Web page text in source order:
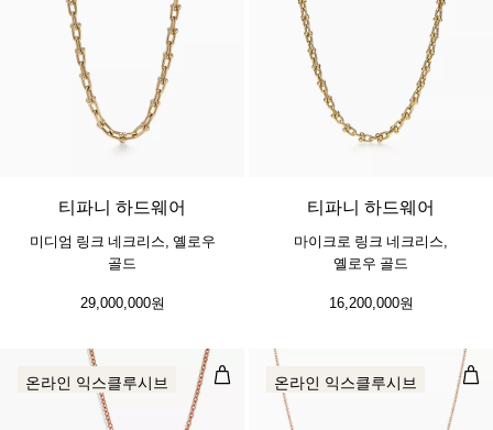
2 소재
티파니 하드웨어
미디엄 링크 네크리스, 옐로우
골드
29,000,000원
티파니 하드웨어
마이크로 링크 네크리스,
옐로우 골드
16,200,000원
다이아몬드 바이 더 야드™ 펜던트
온라인 익스클루시브 다
온라인 익스클루시브